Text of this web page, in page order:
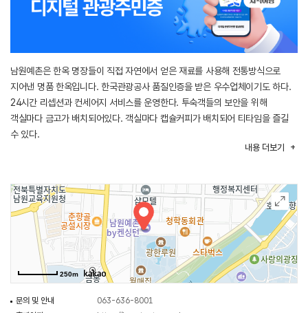
남원예촌은 한옥 명장들이 직접 자연에서 얻은 재료를 사용해 전통방식으로
지어낸 명품 한옥입니다. 한국관광공사 품질인증을 받은 우수업체이기도 하다.
24시간 리셉션과 컨세어지 서비스를 운영한다. 투숙객들의 보안을 위해
객실마다 금고가 배치되어있다. 객실마다 캡슐커피가 배치되어 티타임을 즐길
수 있다.
내용 더보기
250m
문의 및 안내
063-636-8001